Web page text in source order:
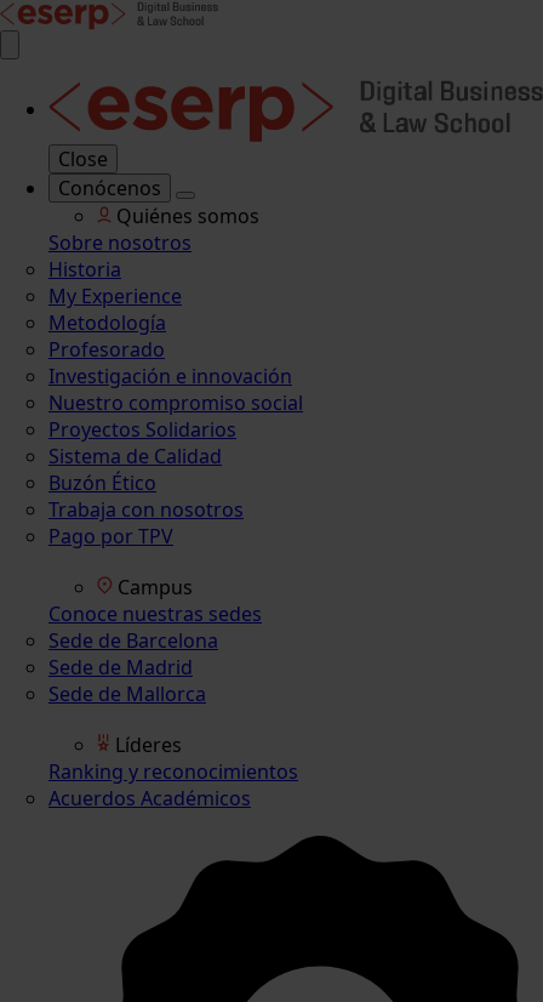
Close
Conócenos
Quiénes somos
Sobre nosotros
Historia
My Experience
Metodología
Profesorado
Investigación e innovación
Nuestro compromiso social
Proyectos Solidarios
Sistema de Calidad
Buzón Ético
Trabaja con nosotros
Pago por TPV
Campus
Conoce nuestras sedes
Sede de Barcelona
Sede de Madrid
Sede de Mallorca
Líderes
Ranking y reconocimientos
Acuerdos Académicos